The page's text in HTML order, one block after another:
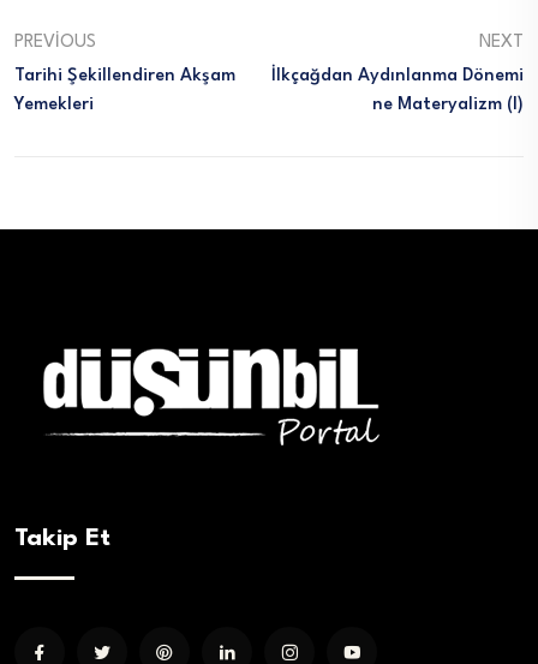
PREVIOUS
Tarihi Şekillendiren Akşam
Yemekleri
NEXT
İlkçağdan Aydınlanma Dönemi
Ne Materyalizm (I)
Takip Et